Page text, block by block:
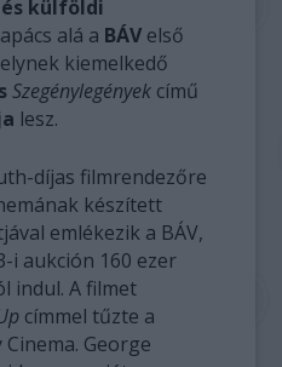
külföldi
alá a BÁV első
kiemelkedő
Szegénylegények című
lesz.
díjas filmrendezőre
készített
emlékezik a BÁV,
i aukción 160 ezer
indul. A filmet
címmel tűzte a
George